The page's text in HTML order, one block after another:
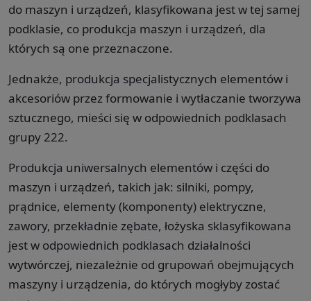
do maszyn i urządzeń, klasyfikowana jest w tej samej
podklasie, co produkcja maszyn i urządzeń, dla
których są one przeznaczone.
Jednakże, produkcja specjalistycznych elementów i
akcesoriów przez formowanie i wytłaczanie tworzywa
sztucznego, mieści się w odpowiednich podklasach
grupy 222.
Produkcja uniwersalnych elementów i części do
maszyn i urządzeń, takich jak: silniki, pompy,
prądnice, elementy (komponenty) elektryczne,
zawory, przekładnie zębate, łożyska sklasyfikowana
jest w odpowiednich podklasach działalności
wytwórczej, niezależnie od grupowań obejmujących
maszyny i urządzenia, do których mogłyby zostać